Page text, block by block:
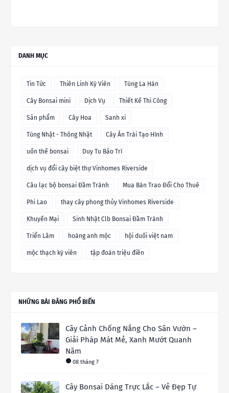
DANH MỤC
Tin Tức Thiên Linh Kỳ Viên Tùng La Hán
Cây Bonsai mini Dịch Vụ Thiết Kế Thi Công
Sản phẩm Cây Hoa Sanh xi
Tùng Nhật - Thông Nhật Cây Ăn Trái Tạo Hình
uốn thế bonsai Duy Tu Bảo Trì
dịch vụ đổi cây biệt thự Vinhomes Riverside
Câu lạc bộ bonsai Đầm Trành Mua Bán Trao Đổi Cho Thuê
Phi Lao thay cây phong thủy Vinhomes Riverside
Khuyến Mại Sinh Nhật Clb Bonsai Đầm Trành
Triển Lãm hoàng anh mộc hội duối việt nam
mộc thạch kỳ viên tập đoàn triệu điền
NHỮNG BÀI ĐĂNG PHỔ BIẾN
Cây Cảnh Chống Nắng Cho Sân Vườn –
Giải Pháp Mát Mẻ, Xanh Mướt Quanh
Năm
08 tháng 7
Cây Bonsai Dáng Trực Lắc – Vẻ Đẹp Tự